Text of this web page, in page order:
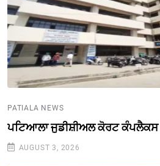
PATIALA NEWS
ਪਟਿਆਲਾ ਜੁਡੀਸ਼ੀਅਲ ਕੋਰਟ ਕੰਪਲੈਕਸ
AUGUST 3, 2026